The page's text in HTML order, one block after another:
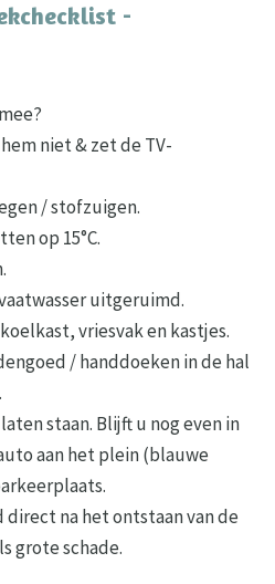
-
niet & zet de TV-
/ stofzuigen.
op 15°C.
uitgeruimd.
vriesvak en kastjes.
/ handdoeken in de hal
staan. Blijft u nog even in
aan het plein (blauwe
na het ontstaan van de
grote schade.